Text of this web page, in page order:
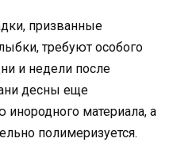
призванные
требуют особого
и недели после
десны еще
инородного материала, а
полимеризуется.